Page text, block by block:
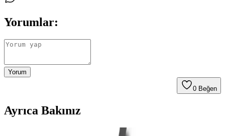
Yorumlar:
Yorum
0 Beğen
Ayrıca Bakınız